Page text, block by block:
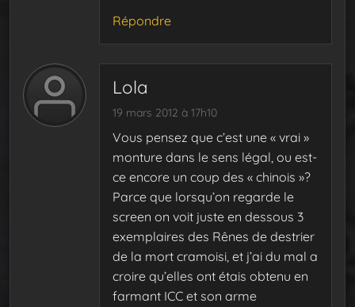
Répondre
Lola
19 mars 2012 à 17h10
Vous pensez que c’est une « vrai »
monture dans le sens légal, ou est-
ce encore un coup des « chinois »?
Parce que lorsqu’on regarde le
screen on voit juste en dessous 3
exemplaires des Rênes de destrier
de la mort cramoisi, et j’ai du mal a
croire qu’elles ont étais obtenu en
farmant ICC et son arme